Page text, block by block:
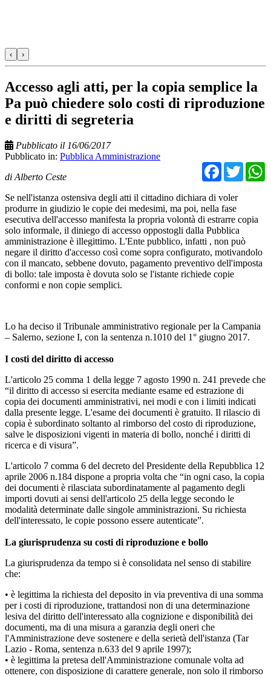
‹ ›
Accesso agli atti, per la copia semplice la
Pa può chiedere solo costi di riproduzione
e diritti di segreteria
Pubblicato il 16/06/2017
Pubblicato in: Pubblica Amministrazione
di Alberto Ceste
Se nell'istanza ostensiva degli atti il cittadino dichiara di voler
produrre in giudizio le copie dei medesimi, ma poi, nella fase
esecutiva dell'accesso manifesta la propria volontà di estrarre copia
solo informale, il diniego di accesso oppostogli dalla Pubblica
amministrazione è illegittimo. L'Ente pubblico, infatti , non può
negare il diritto d'accesso così come sopra configurato, motivandolo
con il mancato, sebbene dovuto, pagamento preventivo dell'imposta
di bollo: tale imposta è dovuta solo se l'istante richiede copie
conformi e non copie semplici.
Lo ha deciso il Tribunale amministrativo regionale per la Campania
– Salerno, sezione I, con la sentenza n.1010 del 1° giugno 2017.
I costi del diritto di accesso
L'articolo 25 comma 1 della legge 7 agosto 1990 n. 241 prevede che
“il diritto di accesso si esercita mediante esame ed estrazione di
copia dei documenti amministrativi, nei modi e con i limiti indicati
dalla presente legge. L'esame dei documenti è gratuito. Il rilascio di
copia è subordinato soltanto al rimborso del costo di riproduzione,
salve le disposizioni vigenti in materia di bollo, nonché i diritti di
ricerca e di visura”.
L'articolo 7 comma 6 del decreto del Presidente della Repubblica 12
aprile 2006 n.184 dispone a propria volta che “in ogni caso, la copia
dei documenti è rilasciata subordinatamente al pagamento degli
importi dovuti ai sensi dell'articolo 25 della legge secondo le
modalità determinate dalle singole amministrazioni. Su richiesta
dell'interessato, le copie possono essere autenticate”.
La giurisprudenza su costi di riproduzione e bollo
La giurisprudenza da tempo si è consolidata nel senso di stabilire
che:
• è legittima la richiesta del deposito in via preventiva di una somma
per i costi di riproduzione, trattandosi non di una determinazione
lesiva del diritto dell'interessato alla cognizione e disponibilità dei
documenti, ma di una misura a garanzia degli oneri che
l'Amministrazione deve sostenere e della serietà dell'istanza (Tar
Lazio - Roma, sentenza n.633 del 9 aprile 1997);
• è legittima la pretesa dell'Amministrazione comunale volta ad
ottenere, con disposizione di carattere generale, non solo il rimborso